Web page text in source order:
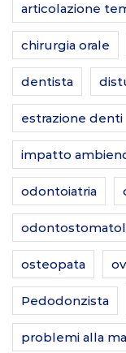
articolazione
chirurgia orale
dentista
estrazione denti
impatto
odontoiatria
osteopata
Pedodonzista
problemi alla